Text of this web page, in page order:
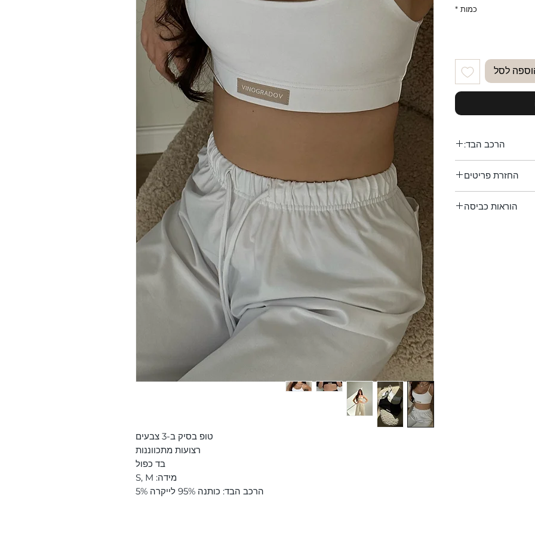
טופ בסיק ב-3 צבעים
רצועות מתכווננות
בד כפול
מידה: S, M
הרכב הבד: כותנה 95% לייקרה 5%
כמות *
לסל
הרכב הבד:
החזרת פריטים
הוראות כביסה